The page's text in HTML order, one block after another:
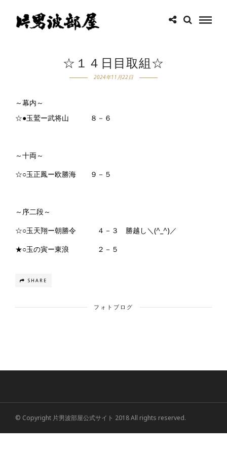
☆１４日目取組☆
2024年11月22日
～幕内～
☆●玉鷲ー武将山 ８－６
～十両～
☆○玉正鳳ー欧勝海 ９－５
～序二段～
☆○玉天翔ー朝勝令 ４－３ 勝越し＼(^_^)／
★○玉の寅ー東浪 ２－５
SHARE
フォトブログ
© Copyright 片男波部屋公式サイト 2018 All rights reserved.